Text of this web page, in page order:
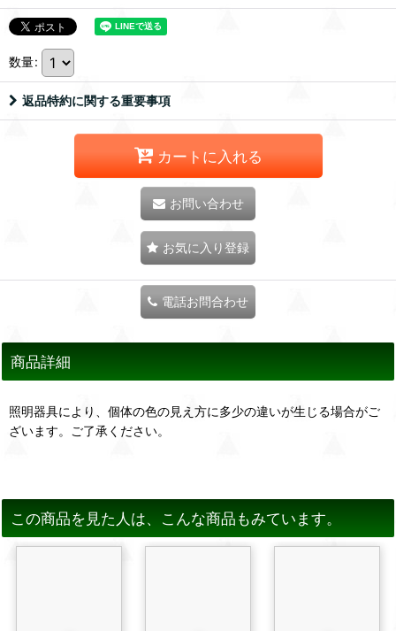
数量:
返品特約に関する重要事項
カートに入れる
お問い合わせ
お気に入り登録
電話お問合わせ
商品詳細
照明器具により、個体の色の見え方に多少の違いが生じる場合がご
ざいます。ご了承ください。
この商品を見た人は、こんな商品もみています。